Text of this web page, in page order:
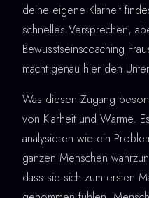
deine eigene Klarheit
schnelles Versprechen,
Bewusstseinscoaching
macht genau hier den
Was diesen Zugang
von Klarheit und Wärme.
analysieren wie ein
ganzen Menschen
dass sie sich zum ersten